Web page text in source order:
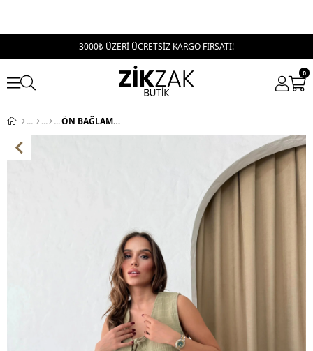
3000₺ ÜZERİ ÜCRETSİZ KARGO FIRSATI!
0
ÖN BAĞLAMA DETAY KETEN BLUZ YEŞİL